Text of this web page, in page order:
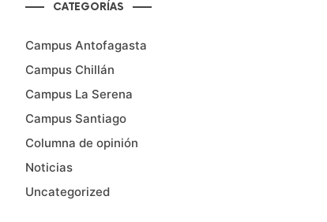
CATEGORÍAS
Campus Antofagasta
Campus Chillán
Campus La Serena
Campus Santiago
Columna de opinión
Noticias
Uncategorized